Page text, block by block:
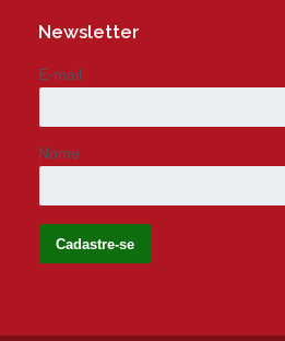
Newsletter
E-mail
Nome